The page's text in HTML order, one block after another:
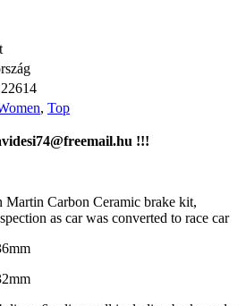
, Top
!!!
Carbon Ceramic brake kit,
as car was converted to race car